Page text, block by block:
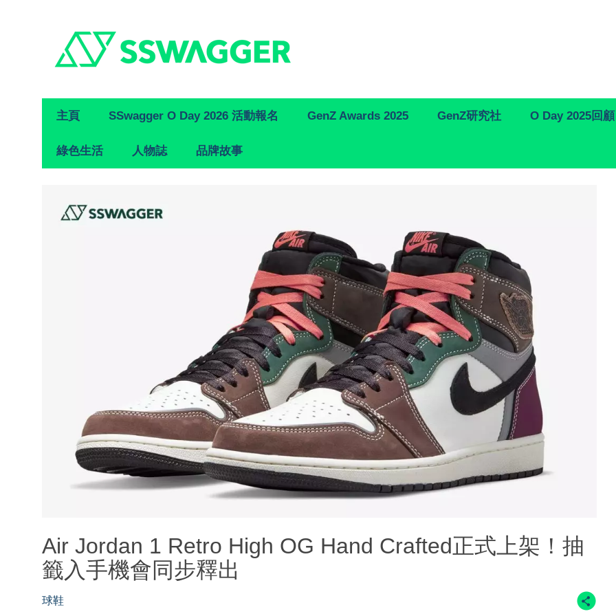
Primary
Navigation
主頁 SSwagger O Day 2026 活動報名 GenZ Awards 2025 GenZ研究社 O Day 2025回顧
綠色生活 人物誌 品牌故事
Air Jordan 1 Retro High OG Hand Crafted正式上架！抽
籤入手機會同步釋出
球鞋